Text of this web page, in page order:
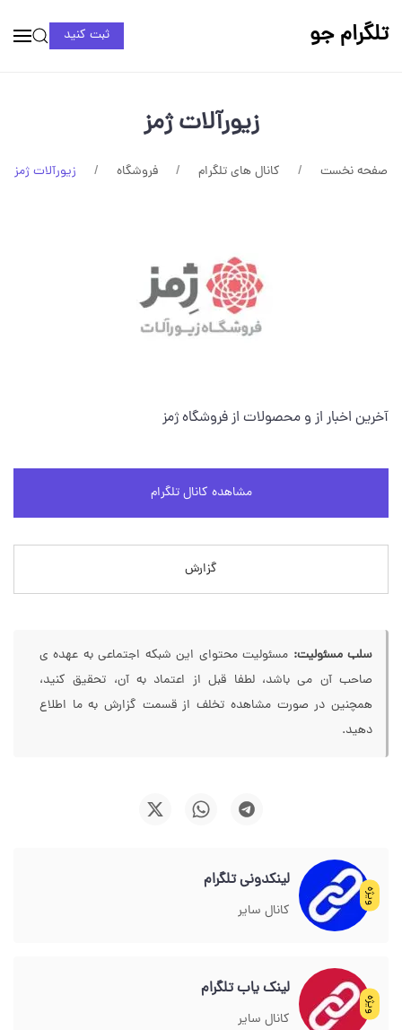
تلگرام جو ثبت کنید
زیورآلات ژمز
صفحه نخست کانال های تلگرام فروشگاه زیورآلات ژمز
آخرین اخبار از و محصولات از فروشگاه ژمز
مشاهده کانال تلگرام
گزارش
سلب مسئولیت: مسئولیت محتوای این شبکه اجتماعی به عهده ی
صاحب آن می باشد، لطفا قبل از اعتماد به آن، تحقیق کنید،
همچنین در صورت مشاهده تخلف از قسمت گزارش به ما اطلاع
دهید.
ویژه
لینکدونی تلگرام
کانال سایر
ویژه
لینک یاب تلگرام
کانال سایر